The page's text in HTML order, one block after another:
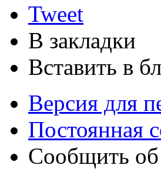
Tweet
В закладки
Вставить в
Версия для
Постоянная
Сообщить